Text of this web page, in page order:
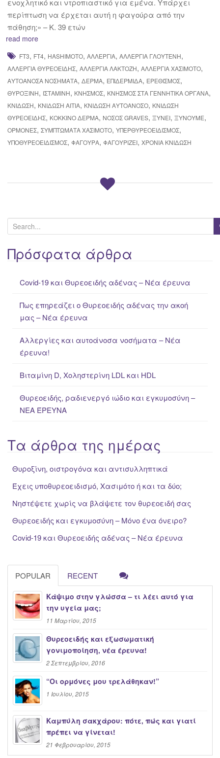
ενοχλητικό και ντροπιαστικό για εμένα. Υπάρχει
περίπτωση να έρχεται αυτή η φαγούρα από την
πάθηση;» – Κ. 39 ετών
read more
FT3, FT4, HASHIMOTO, ΑΛΛΕΡΓΊΑ, ΑΛΛΕΡΓΊΑ ΓΛΟΥΤΈΝΗ,
ΑΛΛΕΡΓΊΑ ΘΥΡΕΟΕΙΔΉΣ, ΑΛΛΕΡΓΊΑ ΛΑΚΤΌΖΗ, ΑΛΛΕΡΓΊΑ ΧΑΣΙΜΌΤΟ,
ΑΥΤΟΆΝΟΣΑ ΝΟΣΉΜΑΤΑ, ΔΕΡΜΑ, ΕΠΙΔΕΡΜΊΔΑ, ΕΡΕΘΙΣΜΌΣ,
ΘΥΡΟΞΊΝΗ, ΙΣΤΑΜΊΝΗ, ΚΝΗΣΜΌΣ, ΚΝΗΣΜΌΣ ΣΤΑ ΓΕΝΝΗΤΙΚΆ ΌΡΓΑΝΑ,
ΚΝΊΔΩΣΗ, ΚΝΊΔΩΣΗ ΑΊΤΙΑ, ΚΝΊΔΩΣΗ ΑΥΤΟΆΝΟΣΟ, ΚΝΊΔΩΣΗ
ΘΥΡΕΟΕΙΔΉΣ, ΚΌΚΚΙΝΟ ΔΈΡΜΑ, ΝΟΣΟΣ GRAVES, ΞΎΝΕΙ, ΞΎΝΟΥΜΕ,
ΟΡΜΌΝΕΣ, ΣΥΜΠΤΏΜΑΤΑ ΧΑΣΙΜΌΤΟ, ΥΠΕΡΘΥΡΕΟΕΙΔΙΣΜΌΣ,
ΥΠΟΘΥΡΕΟΕΙΔΙΣΜΌΣ, ΦΑΓΟΎΡΑ, ΦΑΓΟΥΡΊΖΕΙ, ΧΡΌΝΙΑ ΚΝΊΔΩΣΗ
e
a
rΠρόσφατα άρθρα
Covid-19 και Θυρεοειδής αδένας – Νέα έρευνα
Πως επηρεάζει ο Θυρεοειδής αδένας την ακοή
μας – Νέα έρευνα
Αλλεργίες και αυτοάνοσα νοσήματα – Νέα
έρευνα!
Βιταμίνη D, Χοληστερίνη LDL και HDL
Θυρεοειδής, ραδιενεργό ιώδιο και εγκυμοσύνη –
ΝΕΑ ΈΡΕΥΝΑ
Τα άρθρα της ημέρας
Θυροξίνη, οιστρογόνα και αντισυλληπτικά
Έχεις υποθυρεοειδισμό, Χασιμότο ή και τα δύο;
Νηστέψετε χωρίς να βλάψετε τον θυρεοειδή σας
Θυρεοειδής και εγκυμοσύνη – Μόνο ένα όνειρο?
Covid-19 και Θυρεοειδής αδένας – Νέα έρευνα
POPULAR RECENT
Κάψιμο στην γλώσσα – τι λέει αυτό για
την υγεία μας;
11 Μαρτίου, 2015
Θυρεοειδής και εξωσωματική
γονιμοποίηση, νέα έρευνα!
2 Σεπτεμβρίου, 2016
“Oι ορμόνες μου τρελάθηκαν!”
1 Ιουλίου, 2015
Καμπύλη σακχάρου: πότε, πώς και γιατί
πρέπει να γίνεται!
21 Φεβρουαρίου, 2015